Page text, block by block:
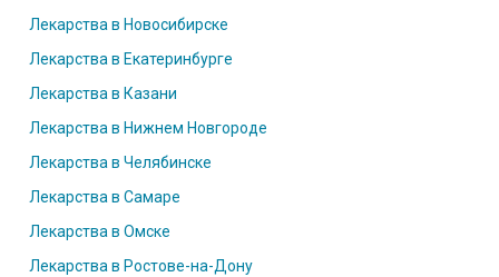
Лекарства в Новосибирске
Лекарства в Екатеринбурге
Лекарства в Казани
Лекарства в Нижнем Новгороде
Лекарства в Челябинске
Лекарства в Самаре
Лекарства в Омске
Лекарства в Ростове-на-Дону